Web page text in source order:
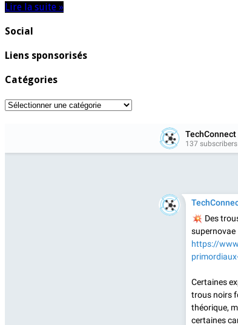
Lire la suite »
Social
Liens sponsorisés
Catégories
Catégories